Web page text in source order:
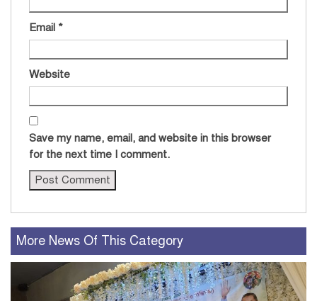
Email *
Website
Save my name, email, and website in this browser
for the next time I comment.
More News Of This Category